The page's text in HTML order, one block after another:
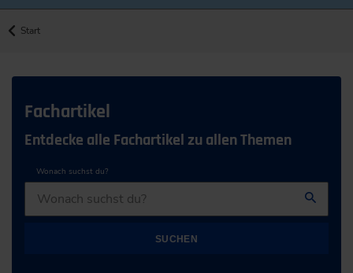
Start
Fachartikel
Entdecke alle Fachartikel zu allen Themen
Wonach suchst du?
SUCHEN